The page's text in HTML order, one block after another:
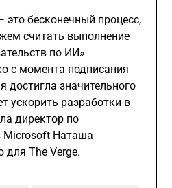
бесконечный процесс,
считать выполнение
по ИИ»
с момента подписания
достигла значительного
ускорить разработки в
директор по
Microsoft Наташа
для The Verge.